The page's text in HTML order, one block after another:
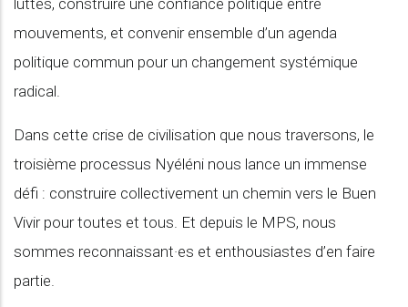
luttes, construire une confiance politique entre
mouvements, et convenir ensemble d’un agenda
politique commun pour un changement systémique
radical.
Dans cette crise de civilisation que nous traversons, le
troisième processus Nyéléni nous lance un immense
défi : construire collectivement un chemin vers le Buen
Vivir pour toutes et tous. Et depuis le MPS, nous
sommes reconnaissant·es et enthousiastes d’en faire
partie.